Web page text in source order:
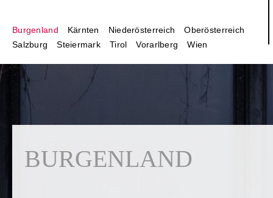
Burgenland Kärnten Niederösterreich
Oberösterreich
Salzburg
Steiermark Tirol Vorarlberg Wien
BURGEN­LAND